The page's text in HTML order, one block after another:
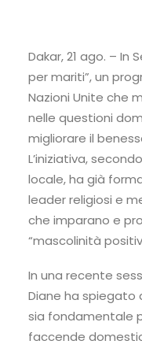
Dakar, 21 ago. – In
per mariti”, un
Nazioni Unite che
nelle questioni
migliorare il
L’iniziativa,
locale, ha già
leader religiosi e
che imparano e
“mascolinità
In una recente
Diane ha spiegato
sia fondamentale
faccende